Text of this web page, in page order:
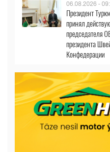
06.08.2026 -
Президент
принял
председателя
президента
Конфедерации